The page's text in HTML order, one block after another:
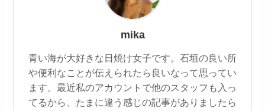
mika
青い海が大好きな日焼け女子です。石垣の良い所
や便利なことが伝えられたら良いなって思ってい
ます。最近私のアカウントで他のスタッフも入っ
てるから、たまに違う感じの記事がありましたら